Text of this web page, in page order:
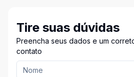
Tire suas dúvidas
Preencha seus dados e um
contato